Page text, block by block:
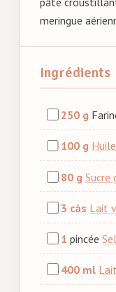
meringue
Ingrédients
250 g
100 g
80 g Sucre
3 càs Lait
1 pincéeSel
400 ml